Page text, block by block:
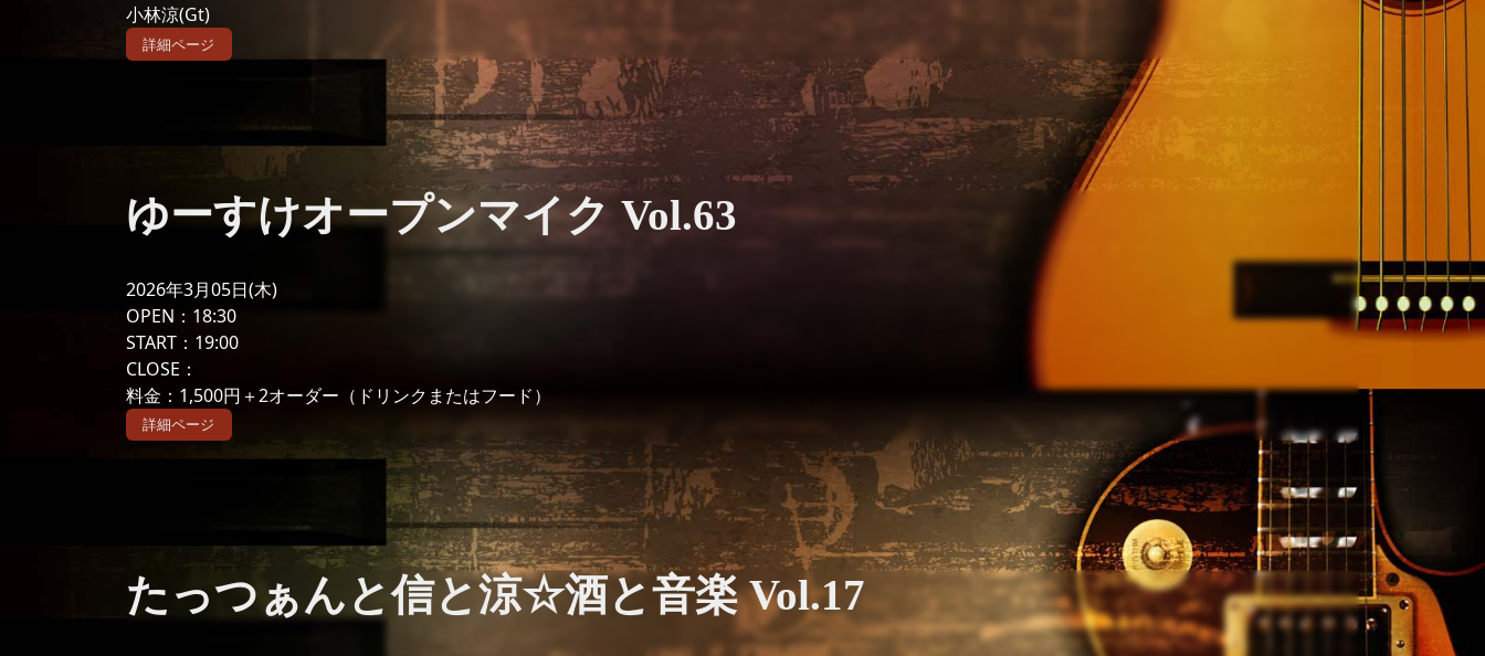
小林涼(Gt)
詳細ページ
ゆーすけオープンマイク Vol.63
2026年3月05日(木)
OPEN：18:30
START：19:00
CLOSE：
料金：1,500円＋2オーダー（ドリンクまたはフード）
詳細ページ
たっつぁんと信と涼☆酒と音楽 Vol.17